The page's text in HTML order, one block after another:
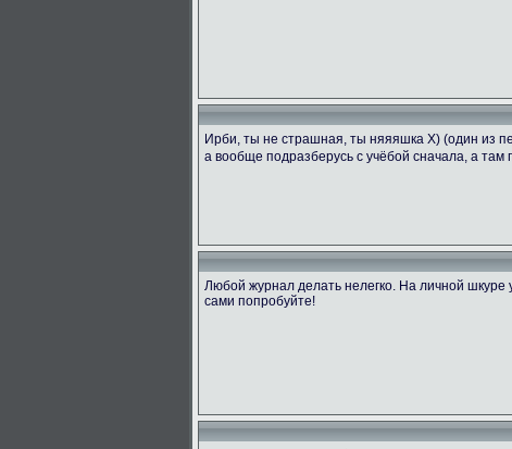
Ирби, ты не страшная, ты няяяшка X) (один из
а вообще подразберусь с учёбой сначала, а там
Любой журнал делать нелегко. На личной
сами попробуйте!